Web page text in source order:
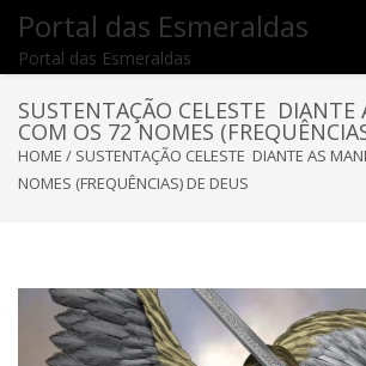
Portal das Esmeraldas
Portal das Esmeraldas
SUSTENTAÇÃO CELESTE DIANTE
COM OS 72 NOMES
HOME / SUSTENTAÇÃO CELESTE DIANTE AS
NOMES (FREQUÊNCIAS) DE DEUS